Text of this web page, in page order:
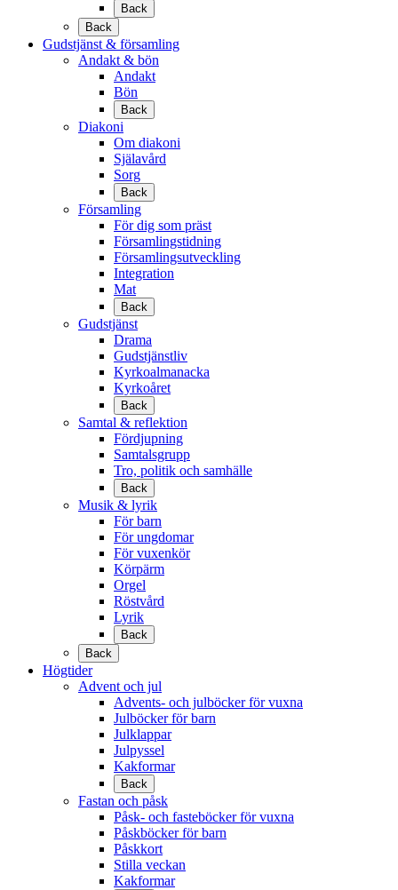
Back
Back
Gudstjänst & församling
Andakt & bön
Andakt
Bön
Back
Diakoni
Om diakoni
Själavård
Sorg
Back
Församling
För dig som präst
Församlingstidning
Församlingsutveckling
Integration
Mat
Back
Gudstjänst
Drama
Gudstjänstliv
Kyrkoalmanacka
Kyrkoåret
Back
Samtal & reflektion
Fördjupning
Samtalsgrupp
Tro, politik och samhälle
Back
Musik & lyrik
För barn
För ungdomar
För vuxenkör
Körpärm
Orgel
Röstvård
Lyrik
Back
Back
Högtider
Advent och jul
Advents- och julböcker för vuxna
Julböcker för barn
Julklappar
Julpyssel
Kakformar
Back
Fastan och påsk
Påsk- och fasteböcker för vuxna
Påskböcker för barn
Påskkort
Stilla veckan
Kakformar